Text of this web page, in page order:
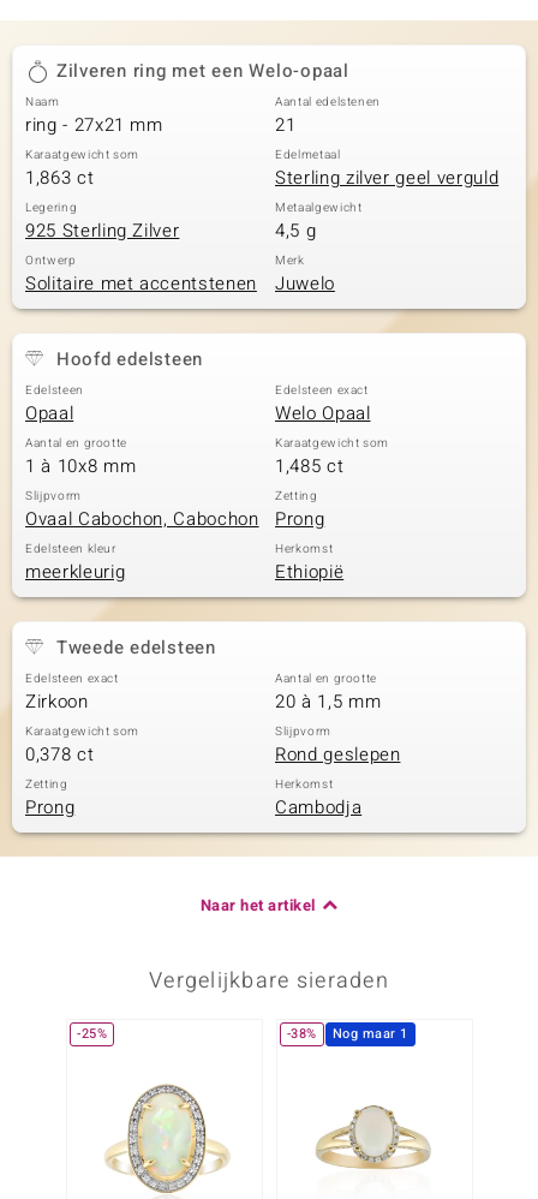
Zilveren ring met een Welo-opaal
Naam
ring - 27x21 mm
Aantal edelstenen
21
Karaatgewicht som
1,863 ct
Edelmetaal
Sterling zilver geel verguld
Legering
925 Sterling Zilver
Metaalgewicht
4,5 g
Ontwerp
Solitaire met accentstenen
Merk
Juwelo
Hoofd edelsteen
Edelsteen
Opaal
Edelsteen exact
Welo Opaal
Aantal en grootte
1 à 10x8 mm
Karaatgewicht som
1,485 ct
Slijpvorm
Ovaal Cabochon, Cabochon
Zetting
Prong
Edelsteen kleur
meerkleurig
Herkomst
Ethiopië
Tweede edelsteen
Edelsteen exact
Zirkoon
Aantal en grootte
20 à 1,5 mm
Karaatgewicht som
0,378 ct
Slijpvorm
Rond geslepen
Zetting
Prong
Herkomst
Cambodja
Naar het artikel
Vergelijkbare sieraden
-25% -38% Nog maar 1